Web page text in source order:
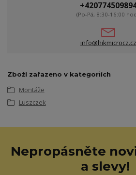
(Po-Pá, 8:30-16:00
info@hikmicrocz.cz
Zboží zařazeno v kategoriích
Montáže
Luszczek
Nepropásněte
a slevy!